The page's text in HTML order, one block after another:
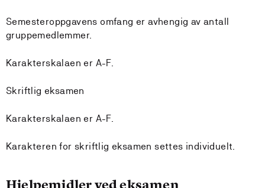
Semesteroppgavens omfang er avhengig av antall
gruppemedlemmer.
Karakterskalaen er A-F.
Skriftlig eksamen
Karakterskalaen er A-F.
Karakteren for skriftlig eksamen settes individuelt.